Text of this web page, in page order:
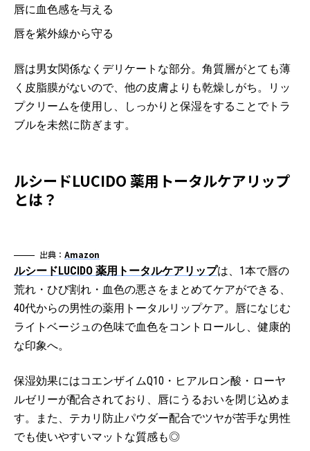
唇に血色感を与える
唇を紫外線から守る
唇は男女関係なくデリケートな部分。角質層がとても薄
く皮脂膜がないので、他の皮膚よりも乾燥しがち。リッ
プクリームを使用し、しっかりと保湿をすることでトラ
ブルを未然に防ぎます。
ルシードLUCIDO 薬用トータルケアリップ
とは？
出典： Amazon
ルシードLUCIDO 薬用トータルケアリップは、1本で唇の
荒れ・ひび割れ・血色の悪さをまとめてケアができる、
40代からの男性の薬用トータルリップケア。唇になじむ
ライトベージュの色味で血色をコントロールし、健康的
な印象へ。
保湿効果にはコエンザイムQ10・ヒアルロン酸・ローヤ
ルゼリーが配合されており、唇にうるおいを閉じ込めま
す。また、テカリ防止パウダー配合でツヤが苦手な男性
でも使いやすいマットな質感も◎